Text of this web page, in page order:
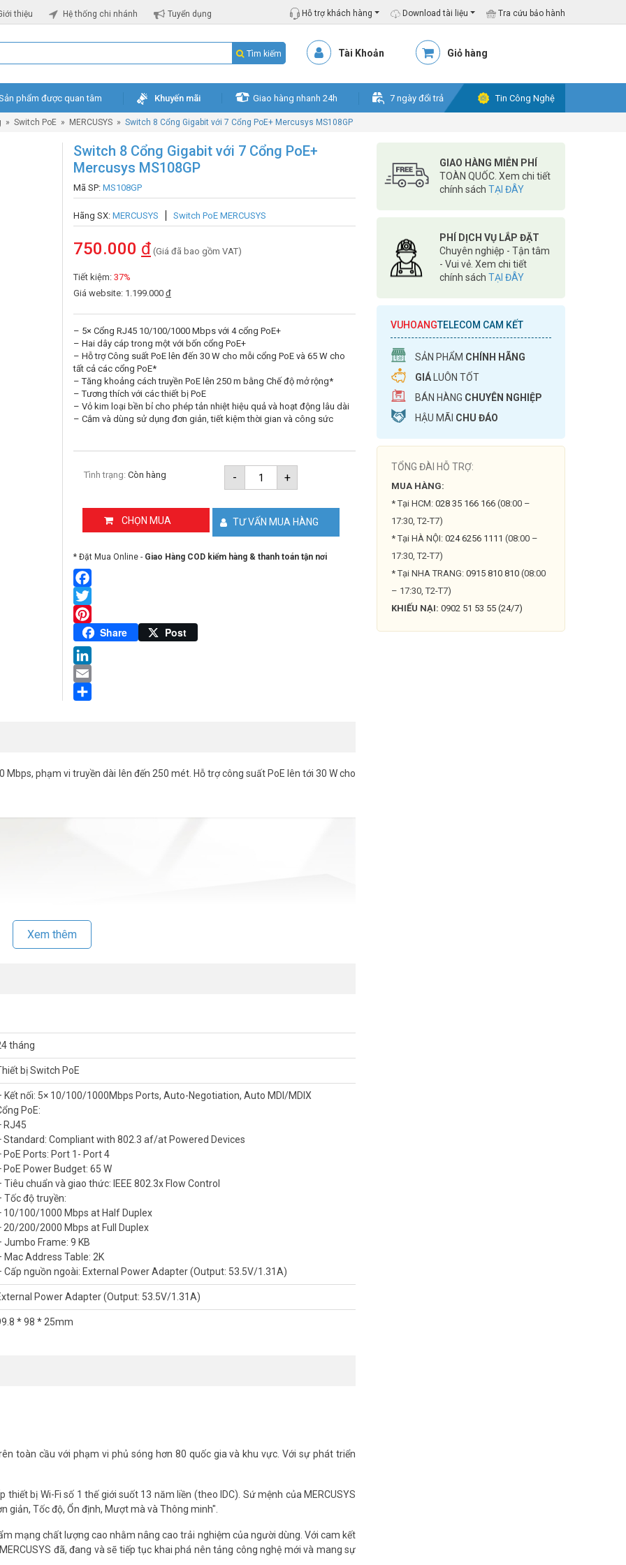
thiệu Hệ thống chi nhánh Tuyển dụng Hỗ trợ khách hàng Download tài liệu Tra cứu bảo hành
Tìm kiếm Tài Khoản Giỏ hàng
phẩm được quan tâm Khuyến mãi Giao hàng nhanh 24h 7 ngày đổi trả Tin Công Nghệ
» Switch PoE » MERCUSYS » Switch 8 Cổng Gigabit với 7 Cổng PoE+ Mercusys MS108GP
Switch 8 Cổng Gigabit với 7 Cổng PoE+
Mercusys MS108GP
Mã SP: MS108GP
Hãng SX: MERCUSYS Switch PoE MERCUSYS
750.000 đ (Giá đã bao gồm VAT)
Tiết kiệm: 37%
Giá website: 1.199.000 đ
– 5× Cổng RJ45 10/100/1000 Mbps với 4 cổng PoE+
– Hai dây cáp trong một với bốn cổng PoE+
– Hỗ trợ Công suất PoE lên đến 30 W cho mỗi cổng PoE và 65 W cho
tất cả các cổng PoE*
– Tăng khoảng cách truyền PoE lên 250 m bằng Chế độ mở rộng*
– Tương thích với các thiết bị PoE
– Vỏ kim loại bền bỉ cho phép tản nhiệt hiệu quả và hoạt động lâu dài
– Cắm và dùng sử dụng đơn giản, tiết kiệm thời gian và công sức
-
Switch
8
Cổng
với
7
Cổng
Mercusys
+
Tình trạng: Còn hàng
CHỌN MUA TƯ VẤN MUA HÀNG
* Đặt Mua Online - Giao Hàng COD kiểm hàng & thanh toán tận nơi
Facebook
Twitter
Pinterest
Share Post
LinkedIn
Email
phạm vi truyền dài lên đến 250 mét. Hỗ trợ công suất PoE lên tới 30 W cho
mạng
cổng PoE+ (1-7). Mỗi cổng PoE+ hỗ trợ tối đa 30 W và tuân thủ theo chuẩn
W* cho phép sử dụng cho nhiều mục đích khác nhau, bao gồm giám sát cho
cập, điện thoại IP, PC, đầu ghi video, v.v. đều hoàn toàn tương thích với nó.
giúp tiết kiệm tiền cho cơ sở hạ tầng.
nên khả thi nhờ có nhiều khả năng bố trí hơn.
cấp điện theo tiêu chuẩn 802.3af/at.
Xem thêm
tháng
bị Switch PoE
Kết nối: 5× 10/100/1000Mbps Ports, Auto-Negotiation, Auto MDI/MDIX
PoE:
RJ45
Standard: Compliant with 802.3 af/at Powered Devices
PoE Ports: Port 1- Port 4
PoE Power Budget: 65 W
Tiêu chuẩn và giao thức: IEEE 802.3x Flow Control
Tốc độ truyền:
10/100/1000 Mbps at Half Duplex
20/200/2000 Mbps at Full Duplex
Jumbo Frame: 9 KB
Mac Address Table: 2K
Cấp nguồn ngoài: External Power Adapter (Output: 53.5V/1.31A)
Power Adapter (Output: 53.5V/1.31A)
* 98 * 25mm
toàn cầu với phạm vi phủ sóng hơn 80 quốc gia và khu vực. Với sự phát triển
bị Wi-Fi số 1 thế giới suốt 13 năm liền (theo IDC). Sứ mệnh của MERCUSYS
giản, Tốc độ, Ổn định, Mượt mà và Thông minh".
mạng chất lượng cao nhằm nâng cao trải nghiệm của người dùng. Với cam kết
đã, đang và sẽ tiếp tục khai phá nên tảng công nghệ mới và mang sự
GIAO HÀNG MIỄN PHÍ
TOÀN QUỐC. Xem chi tiết
chính sách TẠI ĐÂY
PHÍ DỊCH VỤ LẮP ĐẶT
Chuyên nghiệp - Tận tâm
- Vui vẻ. Xem chi tiết
chính sách TẠI ĐÂY
VUHOANGTELECOM CAM KẾT
SẢN PHẨM CHÍNH HÃNG
GIÁ LUÔN TỐT
BÁN HÀNG CHUYÊN NGHIỆP
HẬU MÃI CHU ĐÁO
TỔNG ĐÀI HỖ TRỢ:
MUA HÀNG:
* Tại HCM: 028 35 166 166 (08:00 –
17:30, T2-T7)
* Tại HÀ NỘI: 024 6256 1111 (08:00 –
17:30, T2-T7)
* Tại NHA TRANG: 0915 810 810 (08:00
– 17:30, T2-T7)
KHIẾU NẠI: 0902 51 53 55 (24/7)